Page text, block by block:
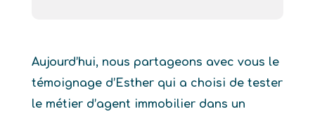
Aujourd’hui, nous partageons avec vous le
témoignage d’Esther qui a choisi de tester
le métier d’agent immobilier dans un